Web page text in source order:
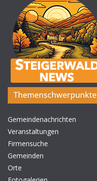
Themenschwerpunkte
Gemeindenachrichten
Veranstaltungen
Firmensuche
Gemeinden
Orte